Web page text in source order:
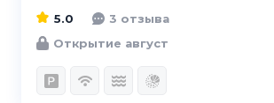
5.0
3 отзыва
Открытие август